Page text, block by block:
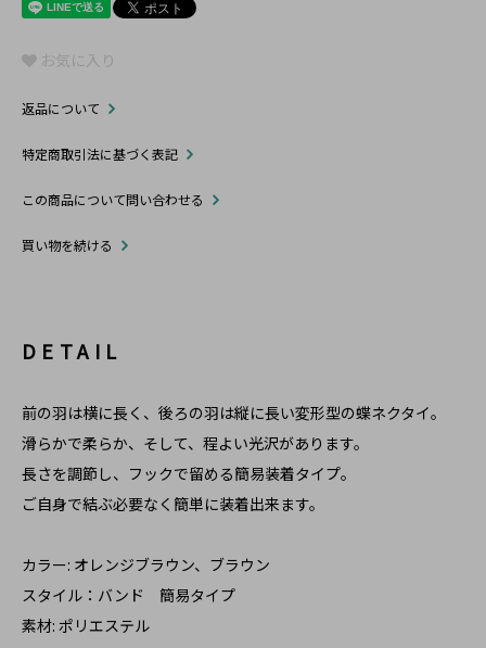
お気に入り
返品について
特定商取引法に基づく表記
この商品について問い合わせる
買い物を続ける
DETAIL
前の羽は横に長く、後ろの羽は縦に長い変形型の蝶ネクタイ。
滑らかで柔らか、そして、程よい光沢があります。
長さを調節し、フックで留める簡易装着タイプ。
ご自身で結ぶ必要なく簡単に装着出来ます。
カラー: オレンジブラウン、ブラウン
スタイル：バンド 簡易タイプ
素材: ポリエステル